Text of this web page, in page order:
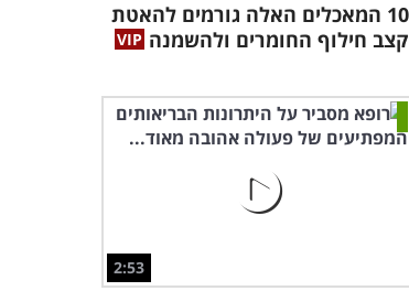
10 המאכלים האלה גורמים להאטת
קצב חילוף החומרים ולהשמנה
2:53